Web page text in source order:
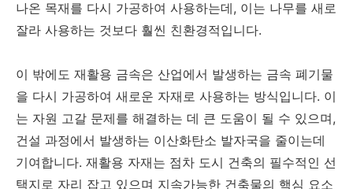
나온 목재를 다시 가공하여 사용하는데, 이는 나무를 새로
잘라 사용하는 것보다 훨씬 친환경적입니다.
이 밖에도 재활용 금속은 산업에서 발생하는 금속 폐기물
을 다시 가공하여 새로운 자재로 사용하는 방식입니다. 이
는 자원 고갈 문제를 해결하는 데 큰 도움이 될 수 있으며,
건설 과정에서 발생하는 이산화탄소 발자국을 줄이는데
기여합니다. 재활용 자재는 점차 도시 건축의 필수적인 선
택지로 자리 잡고 있으며 지속가능한 건축물의 핵심 요소